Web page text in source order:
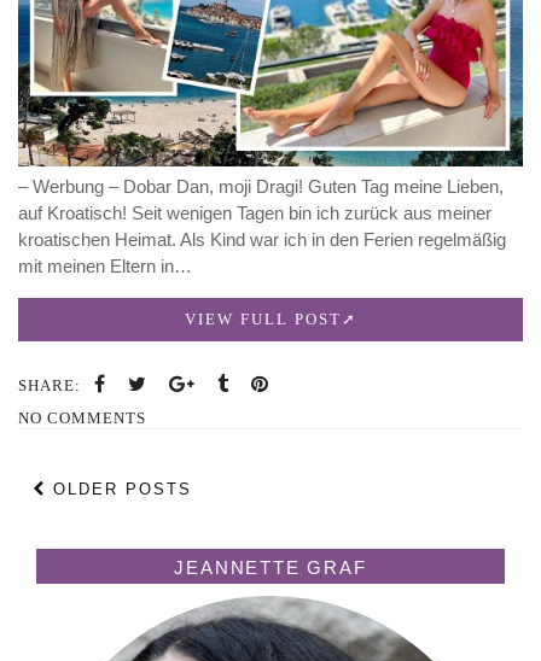
– Werbung – Dobar Dan, moji Dragi! Guten Tag meine Lieben,
auf Kroatisch! Seit wenigen Tagen bin ich zurück aus meiner
kroatischen Heimat. Als Kind war ich in den Ferien regelmäßig
mit meinen Eltern in…
VIEW FULL POST
SHARE:
NO COMMENTS
OLDER POSTS
JEANNETTE GRAF